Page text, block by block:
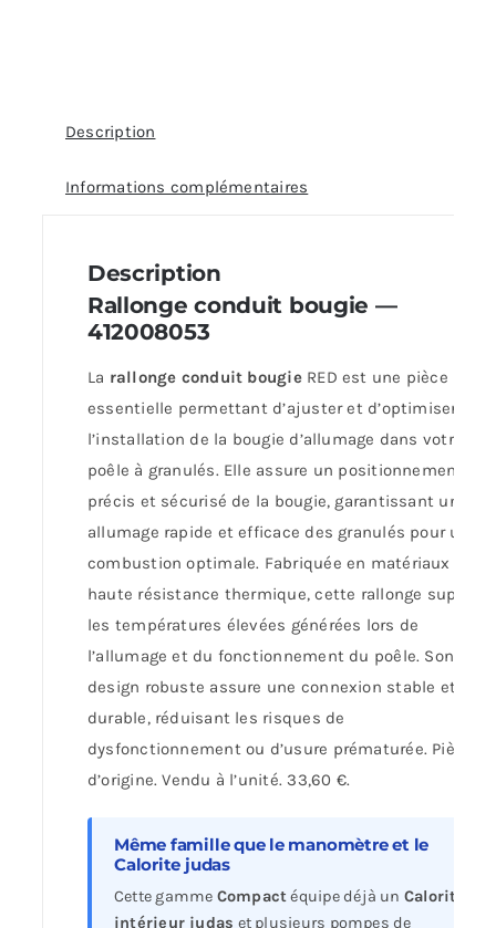
Description
Informations complémentaires
Description
Rallonge conduit bougie —
412008053
La rallonge conduit bougieRED est une pièce
essentielle permettant d’ajuster et d’optimiser
l’installation de la bougie d’allumage dans votre
poêle à granulés. Elle assure un positionnement
précis et sécurisé de la bougie, garantissant un
allumage rapide et efficace des granulés pour une
combustion optimale. Fabriquée en matériaux
haute résistance thermique, cette rallonge
les températures élevées générées lors de
l’allumage et du fonctionnement du poêle. Son
design robuste assure une connexion stable et
durable, réduisant les risques de
dysfonctionnement ou d’usure prématurée. Pièce
d’origine. Vendu à l’unité. 33,60 €.
Même famille que le manomètre et le
Calorite judas
Cette gamme Compactéquipe déjà un Calorite
intérieur judas et plusieurs pompes de